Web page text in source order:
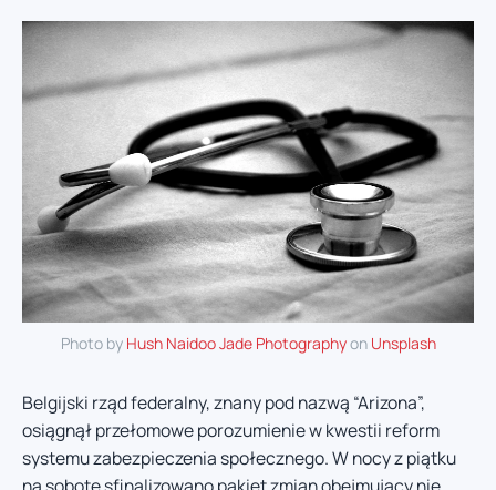
Photo by Hush Naidoo Jade Photographyon Unsplash
Belgijski rząd federalny, znany pod nazwą “Arizona”,
osiągnął przełomowe porozumienie w kwestii reform
systemu zabezpieczenia społecznego. W nocy z piątku